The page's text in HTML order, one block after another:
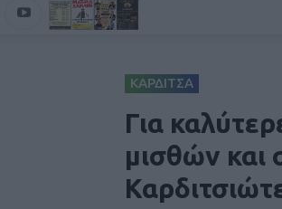
ΚΑΡΔΙΤΣΑ
Για
μισθών και